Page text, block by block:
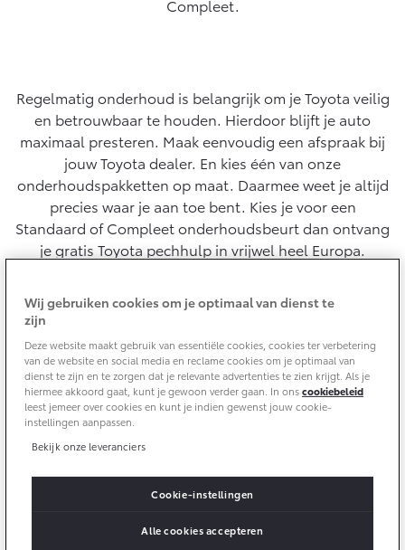
Vanaf € 31.895,-
Corolla Hatchback
HYBRIDE
Vanaf € 33.495,-
Corolla Touring Sports
HYBRIDE
Vanaf € 35.495,-
Corolla Cross
HYBRIDE
APK
Airco check
Vakantiecheck
Hybride Zekerheid Controle
Toyota handleidingen
Toyota Service Informatie (SIL)
Toyota Pechhulp
Schade & Glasherstel
10 jaar Toyota garantie
10 jaar batterijgarantie
Onderdelen & Accessoires
Wat is Private Lease?
Bereken je maandbedrag
Private Lease voor ZZP
Private Lease Occasions
Financieren
Oplaadservice
Thuislaadpakketten
Laadpas
Energie en slim laden
Zakelijk
Toyota voor de zaak
Leaserijder
Wagenparkbeheer
Leasen
Financial Lease
Operational Lease
Werkplaatsafspraak maken
Contact en Route
Schade melden
Bekijk de verwachte modellen
Compleet.
Regelmatig onderhoud is belangrijk om je Toyota veilig
en betrouwbaar te houden. Hierdoor blijft je auto
maximaal presteren. Maak eenvoudig een afspraak bij
jouw Toyota dealer. En kies één van onze
onderhoudspakketten op maat. Daarmee weet je altijd
precies waar je aan toe bent. Kies je voor een
Standaard of Compleet onderhoudsbeurt dan ontvang
je gratis Toyota pechhulp in vrijwel heel Europa.
Plan je afspraak
Voordelen onderhoud op maat:
Keuze uit onderhoudspakketten: Budget, Standaard
of Compleet
Altijd het officiële fabrieksonderhoud
Wij gebruiken cookies om je optimaal van dienst te
zijn
Deze website maakt gebruik van essentiële cookies, cookies ter verbetering
van de website en social media en reclame cookies om je optimaal van
dienst te zijn en te zorgen dat je relevante advertenties te zien krijgt. Als je
hiermee akkoord gaat, kunt je gewoon verder gaan. In onscookiebeleid
leest jemeer over cookies en kunt je indien gewenst jouw cookie-
instellingen aanpassen.
Bekijk onze leveranciers
Cookie-instellingen
Alle cookies accepteren